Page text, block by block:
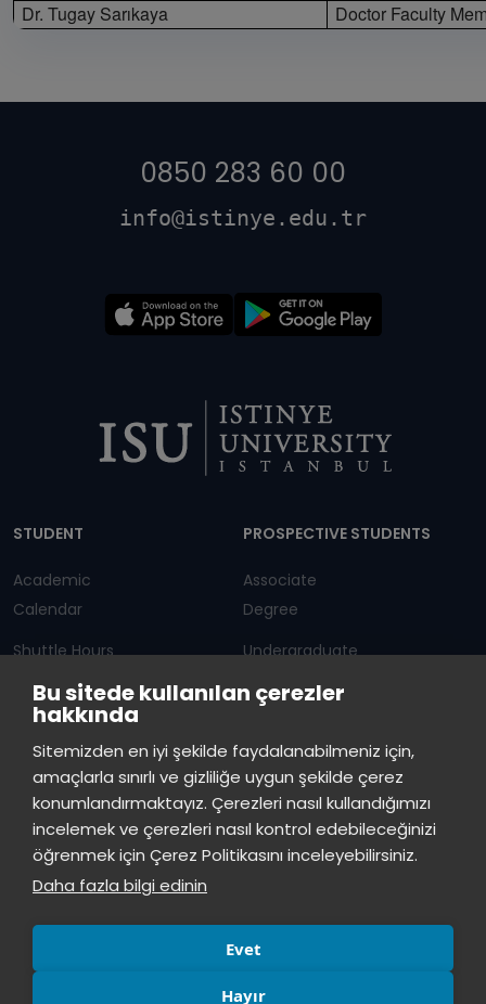
Bu sitede kullanılan çerezler
hakkında
Sitemizden en iyi şekilde faydalanabilmeniz için,
amaçlarla sınırlı ve gizliliğe uygun şekilde çerez
konumlandırmaktayız. Çerezleri nasıl kullandığımızı
incelemek ve çerezleri nasıl kontrol edebileceğinizi
öğrenmek için Çerez Politikasını inceleyebilirsiniz.
Daha fazla bilgi edinin
Evet
Hayır
Dr. Tugay Sarıkaya
Doctor Faculty
0850 283 60 00
info@istinye.edu.tr
STUDENT
Academic
Calendar
Shuttle Hours
Announcements
PROSPECTIVE STUDENTS
Associate
Degree
Undergraduate
Graduate Programs
ISTINYE
Press
Istinye Post Our campuses